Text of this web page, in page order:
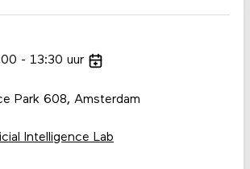
13:30 uur
Park 608, Amsterdam
Intelligence Lab